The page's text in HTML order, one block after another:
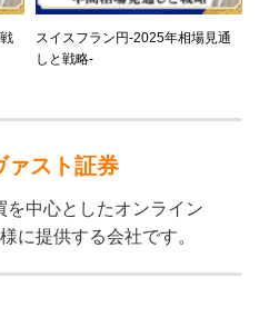
スイスフラン円-2025年相場見通
しと戦略-
ァスト証券
を中心としたオンライン
に提供する会社です。